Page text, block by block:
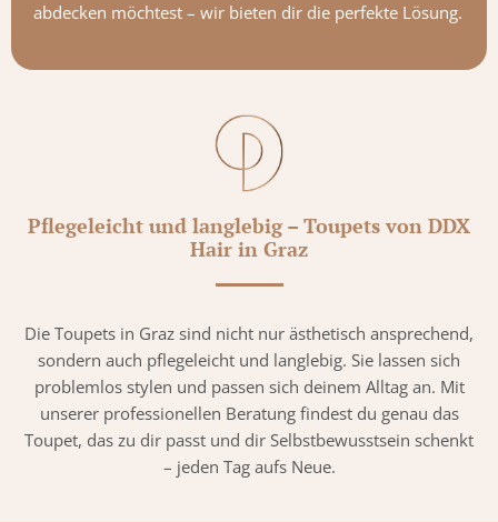
abdecken möchtest – wir bieten dir die perfekte Lösung.
Pflegeleicht und langlebig – Toupets von DDX
Hair in Graz
Die Toupets in Graz sind nicht nur ästhetisch ansprechend,
sondern auch pflegeleicht und langlebig. Sie lassen sich
problemlos stylen und passen sich deinem Alltag an. Mit
unserer professionellen Beratung findest du genau das
Toupet, das zu dir passt und dir Selbstbewusstsein schenkt
– jeden Tag aufs Neue.